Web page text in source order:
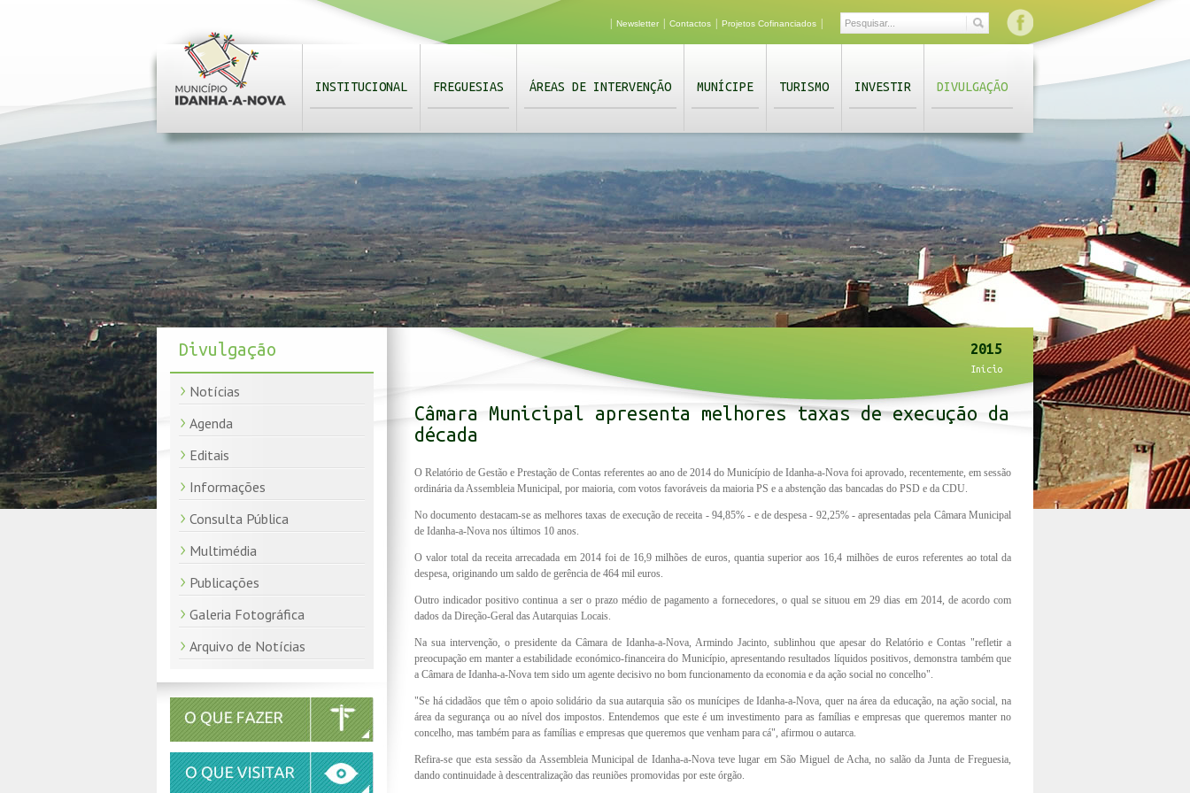
Newsletter Contactos Projetos Cofinanciados
INSTITUCIONAL FREGUESIAS ÁREAS DE INTERVENÇÃO MUNÍCIPE TURISMO INVESTIR DIVULGAÇÃO
Divulgação
Notícias
Agenda
Editais
Informações
Consulta Pública
Multimédia
Publicações
Galeria Fotográfica
Arquivo de Notícias
2015
Início
Câmara Municipal apresenta melhores taxas de execução da
década
O Relatório de Gestão e Prestação de Contas referentes ao ano de 2014 do Município de Idanha-a-Nova foi aprovado, recentemente, em sessão
ordinária da Assembleia Municipal, por maioria, com votos favoráveis da maioria PS e a abstenção das bancadas do PSD e da CDU.
No documento destacam-se as melhores taxas de execução de receita - 94,85% - e de despesa - 92,25% - apresentadas pela Câmara Municipal
de Idanha-a-Nova nos últimos 10 anos.
O valor total da receita arrecadada em 2014 foi de 16,9 milhões de euros, quantia superior aos 16,4 milhões de euros referentes ao total da
despesa, originando um saldo de gerência de 464 mil euros.
Outro indicador positivo continua a ser o prazo médio de pagamento a fornecedores, o qual se situou em 29 dias em 2014, de acordo com
dados da Direção-Geral das Autarquias Locais.
Na sua intervenção, o presidente da Câmara de Idanha-a-Nova, Armindo Jacinto, sublinhou que apesar do Relatório e Contas "refletir a
preocupação em manter a estabilidade económico-financeira do Município, apresentando resultados líquidos positivos, demonstra também que
a Câmara de Idanha-a-Nova tem sido um agente decisivo no bom funcionamento da economia e da ação social no concelho".
"Se há cidadãos que têm o apoio solidário da sua autarquia são os munícipes de Idanha-a-Nova, quer na área da educação, na ação social, na
área da segurança ou ao nível dos impostos. Entendemos que este é um investimento para as famílias e empresas que queremos manter no
concelho, mas também para as famílias e empresas que queremos que venham para cá", afirmou o autarca.
Refira-se que esta sessão da Assembleia Municipal de Idanha-a-Nova teve lugar em São Miguel de Acha, no salão da Junta de Freguesia,
dando continuidade à descentralização das reuniões promovidas por este órgão.